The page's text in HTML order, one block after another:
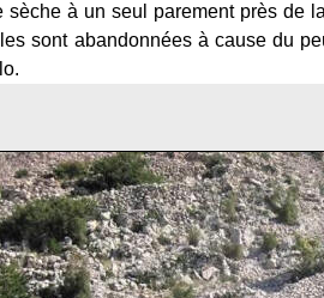
à un seul parement près de
sont abandonnées à cause du